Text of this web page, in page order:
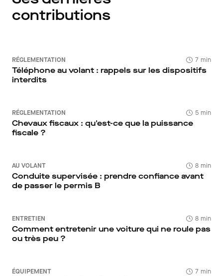
contributions
RÉGLEMENTATION 7 min
Téléphone au volant : rappels sur les dispositifs
interdits
RÉGLEMENTATION 5 min
Chevaux fiscaux : qu'est-ce que la puissance
fiscale ?
AU VOLANT 8 min
Conduite supervisée : prendre confiance avant
de passer le permis B
ENTRETIEN 8 min
Comment entretenir une voiture qui ne roule pas
ou très peu ?
ÉQUIPEMENT 7 min